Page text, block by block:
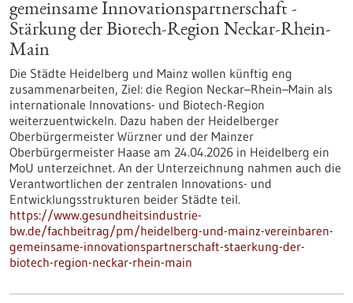
gemeinsame Innovationspartnerschaft -
Stärkung der Biotech-Region Neckar-Rhein-
Main
Die Städte Heidelberg und Mainz wollen künftig eng
zusammenarbeiten, Ziel: die Region Neckar–Rhein–Main als
internationale Innovations- und Biotech-Region
weiterzuentwickeln. Dazu haben der Heidelberger
Oberbürgermeister Würzner und der Mainzer
Oberbürgermeister Haase am 24.04.2026 in Heidelberg ein
MoU unterzeichnet. An der Unterzeichnung nahmen auch die
Verantwortlichen der zentralen Innovations- und
Entwicklungsstrukturen beider Städte teil.
https://www.gesundheitsindustrie-
bw.de/fachbeitrag/pm/heidelberg-und-mainz-vereinbaren-
gemeinsame-innovationspartnerschaft-staerkung-der-
biotech-region-neckar-rhein-main